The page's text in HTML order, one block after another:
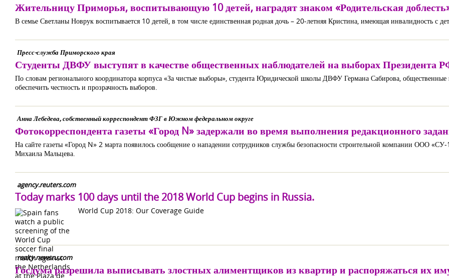
Жительницу Приморья, воспитывающую 10 детей, наградят знаком «Родительская
В семье Светланы Новрук воспитывается 10 детей, в том числе единственная родная дочь – 20-летняя Кристина, имеющая инвалидность с
Пресс-служба Приморского края
Студенты ДВФУ выступят в качестве общественных наблюдателей на выборах Президента
По словам регионального координатора корпуса «За чистые выборы», студента Юридической школы ДВФУ Германа Сабирова, общественные
обеспечить честность и прозрачность выборов.
Анна Лебедева, собственный корреспондент ФЗГ в Южном федеральном округе
Фотокорреспондента газеты «Город N» задержали во время выполнения редакционного
На сайте газеты «Город N» 2 марта появилось сообщение о нападении сотрудников службы безопасности строительной компании ООО
Михаила Мальцева.
agency.reuters.com
Today marks 100 days until the 2018 World Cup begins in Russia.
World Cup 2018: Our Coverage Guide
realty.newsru.com
Госдума разрешила выписывать злостных алиментщиков из квартир и распоряжаться их